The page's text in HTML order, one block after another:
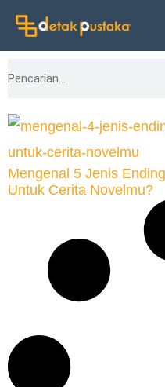
Lewati
Search
Mengenal 5 Jenis
Untuk Cerita Novelmu?